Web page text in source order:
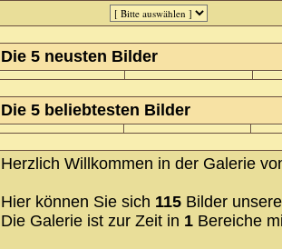
Die 5 neusten Bilder
Die 5 beliebtesten Bilder
Herzlich Willkommen in der Galerie
Hier können Sie sich 115 Bilder
Die Galerie ist zur Zeit in 1 Bereiche